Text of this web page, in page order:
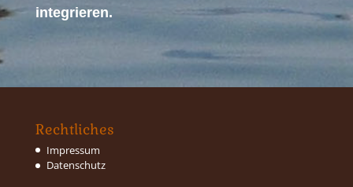
integrieren.
Rechtliches
Impressum
Datenschutz